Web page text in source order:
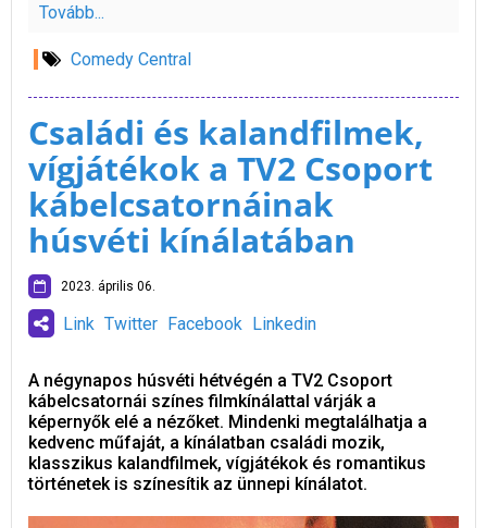
Tovább...
Comedy Central
Családi és kalandfilmek,
vígjátékok a TV2 Csoport
kábelcsatornáinak
húsvéti kínálatában
2023. április 06.
Link Twitter Facebook Linkedin
A négynapos húsvéti hétvégén a TV2 Csoport
kábelcsatornái színes filmkínálattal várják a
képernyők elé a nézőket. Mindenki megtalálhatja a
kedvenc műfaját, a kínálatban családi mozik,
klasszikus kalandfilmek, vígjátékok és romantikus
történetek is színesítik az ünnepi kínálatot.